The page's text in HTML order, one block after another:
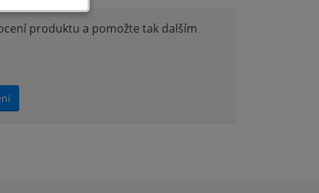
produktu a pomožte tak dalším